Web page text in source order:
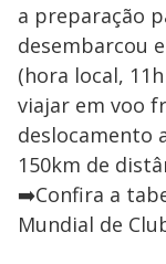
a preparação
desembarcou
(hora local,
viajar em voo
deslocamento
150km de
➡️Confira a
Mundial de